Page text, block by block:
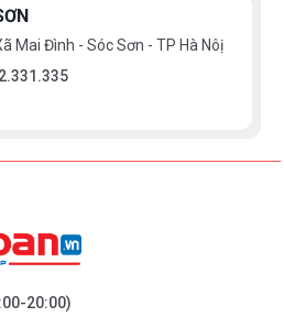
Mai Đình - Sóc Sơn - TP Hà Nôị
20:00)